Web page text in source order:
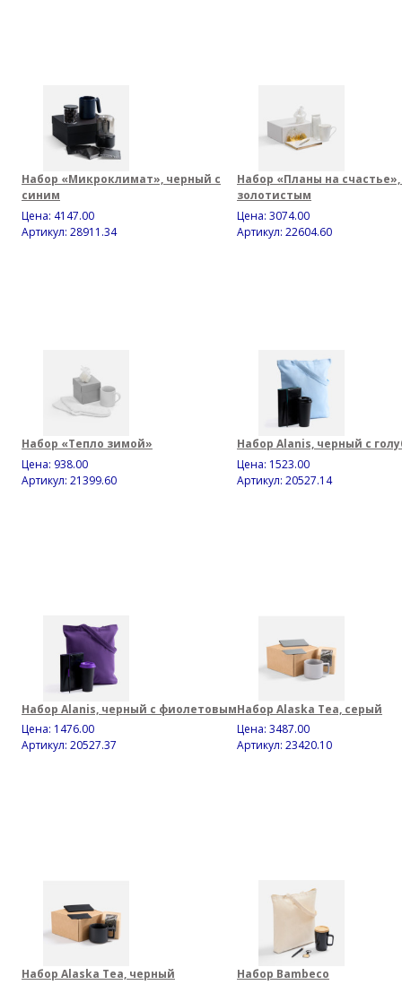
Набор «Микроклимат», черный с
синим
Цена: 4147.00
Артикул: 28911.34
Набор «Планы на
золотистым
Цена: 3074.00
Артикул: 22604.60
Набор «Тепло зимой»
Цена: 938.00
Артикул: 21399.60
Набор Alanis, черный с
Цена: 1523.00
Артикул: 20527.14
Набор Alanis, черный с фиолетовым
Цена: 1476.00
Артикул: 20527.37
Набор Alaska Tea, серый
Цена: 3487.00
Артикул: 23420.10
Набор Alaska Tea, черный
Набор Bambeco